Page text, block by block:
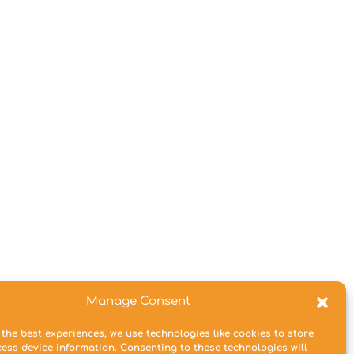
Manage Consent
best experiences, we use technologies like cookies to store
device information. Consenting to these technologies will